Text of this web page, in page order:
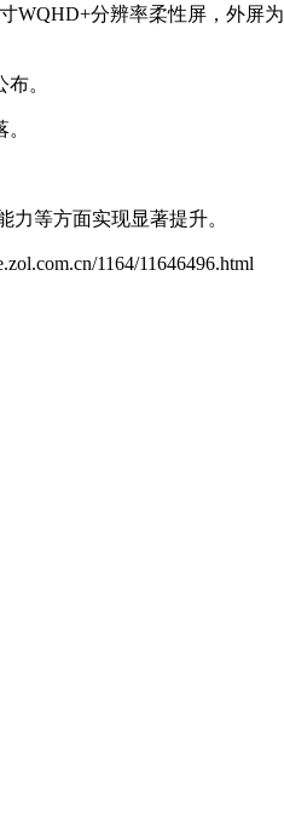
WQHD+分辨率柔性屏，外屏为
。
等方面实现显著提升。
1164/11646496.html